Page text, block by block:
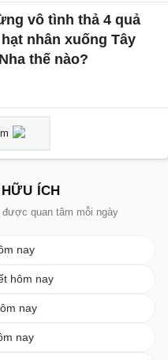
vô tình thả 4 quả
hạt nhân xuống Tây
thế nào?
ÍCH
quan tâm mỗi ngày
nay
hôm nay
nay
nay